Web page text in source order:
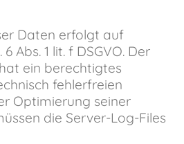
Daten erfolgt auf
Abs. 1 lit. f DSGVO. Der
ein berechtigtes
fehlerfreien
Optimierung seiner
die Server-Log-Files